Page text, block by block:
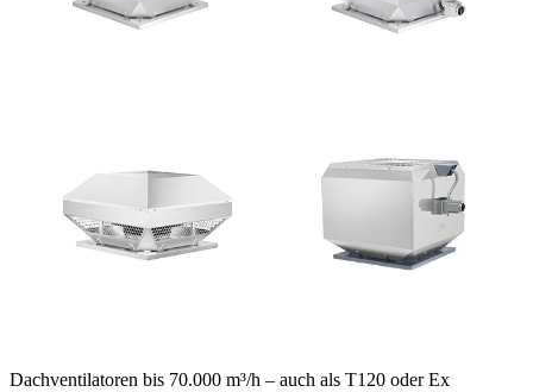
Dachventilatoren bis 70.000 m³/h – auch als T120 oder Ex